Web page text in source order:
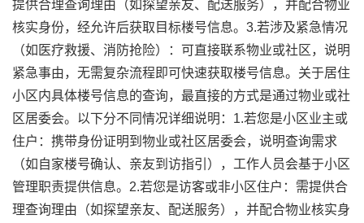
提供合理查询理由（如探望亲友、配送服务），并配合物业
核实身份，经允许后获取目标楼号信息。3.若涉及紧急情况
（如医疗救援、消防抢险）：可直接联系物业或社区，说明
紧急事由，无需复杂流程即可快速获取楼号信息。关于居住
小区内具体楼号信息的查询，最直接的方式是通过物业或社
区居委会。以下分不同情况详细说明：1.若您是小区业主或
住户：携带身份证明到物业或社区居委会，说明查询需求
（如自家楼号确认、亲友到访指引），工作人员会基于小区
管理职责提供信息。2.若您是访客或非小区住户：需提供合
理查询理由（如探望亲友、配送服务），并配合物业核实身